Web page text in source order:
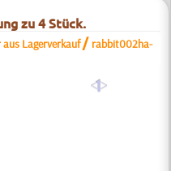
zu 4 Stück.
Lagerverkauf / rabbit002ha-
a